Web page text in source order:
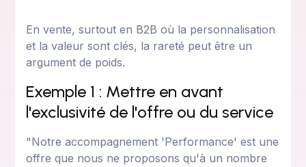
En vente, surtout en B2B où la personnalisation
et la valeur sont clés, la rareté peut être un
argument de poids.
Exemple 1 : Mettre en avant
l'exclusivité de l'offre ou du service
"Notre accompagnement 'Performance' est une
offre que nous ne proposons qu'à un nombre